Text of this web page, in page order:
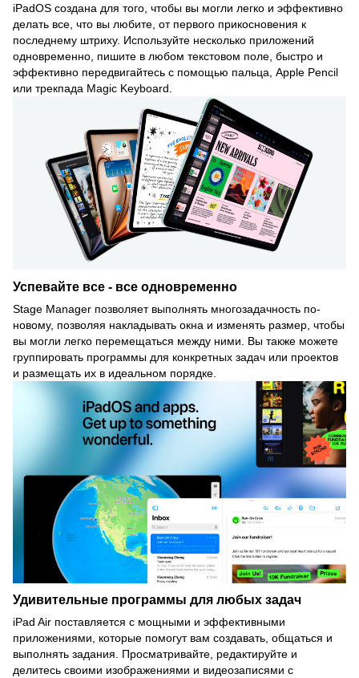
iPadOS создана для того, чтобы вы могли легко и эффективно
делать все, что вы любите, от первого прикосновения к
последнему штриху. Используйте несколько приложений
одновременно, пишите в любом текстовом поле, быстро и
эффективно передвигайтесь с помощью пальца, Apple Pencil
или трекпада Magic Keyboard.
Успевайте все - все одновременно
Stage Manager позволяет выполнять многозадачность по-
новому, позволяя накладывать окна и изменять размер, чтобы
вы могли легко перемещаться между ними. Вы также можете
группировать программы для конкретных задач или проектов
и размещать их в идеальном порядке.
Удивительные программы для любых задач
iPad Air поставляется с мощными и эффективными
приложениями, которые помогут вам создавать, общаться и
выполнять задания. Просматривайте, редактируйте и
делитесь своими изображениями и видеозаписями с